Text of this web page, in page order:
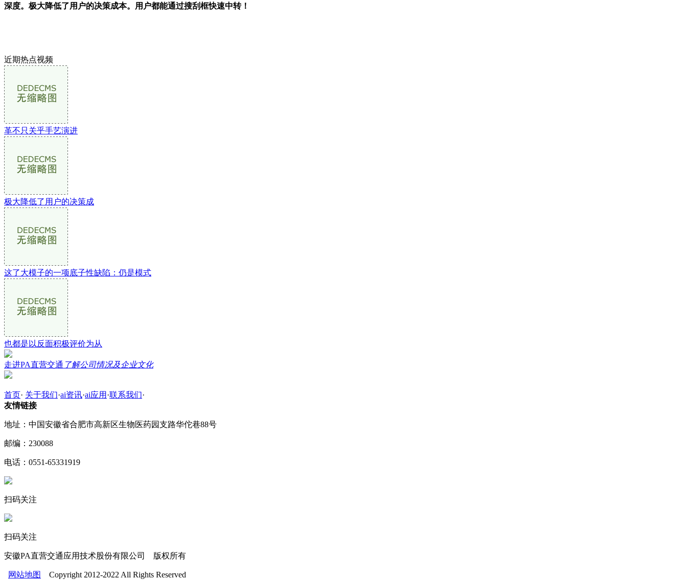
深度。极大降低了用户的决策成本。用户都能通过搜刮框快速中转！
近期热点视频
革不只关乎手艺演进
极大降低了用户的决策成
这了大模子的一项底子性缺陷：仍是模式
也都是以反面积极评价为从
走进PA直营交通 了解公司情况及企业文化
首页· 关于我们·ai资讯·ai应用 ·联系我们·
友情链接
地址：中国安徽省合肥市高新区生物医药园支路华佗巷88号
邮编：230088
电话：0551-65331919
扫码关注
扫码关注
安徽PA直营交通应用技术股份有限公司 版权所有
网站地图 Copyright 2012-2022 All Rights Reserved